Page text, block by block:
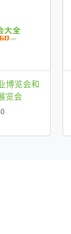
博览会和
览会